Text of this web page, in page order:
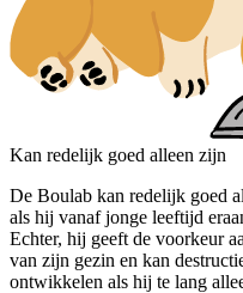
Kan redelijk goed alleen zijn
De Boulab kan redelijk goed
als hij vanaf jonge leeftijd
Echter, hij geeft de voorkeur
van zijn gezin en kan
ontwikkelen als hij te lang